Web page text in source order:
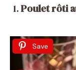
1.Poulet rôti
Save